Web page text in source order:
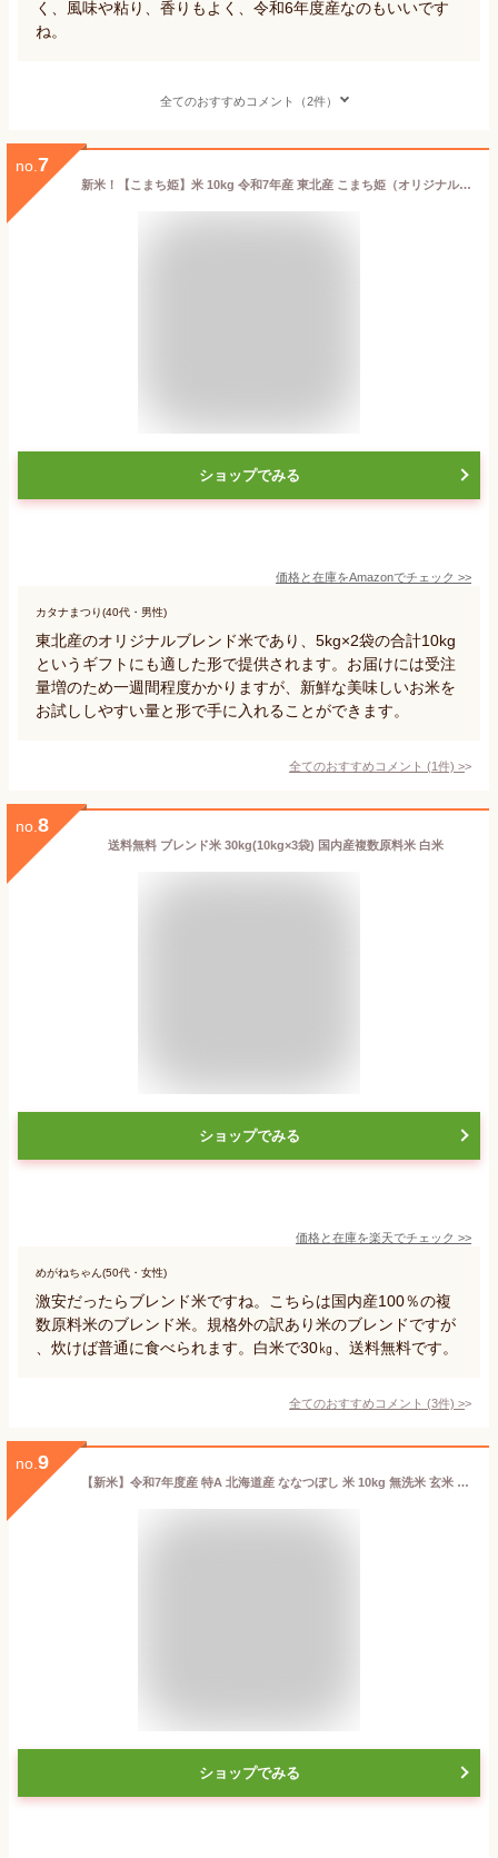
く、風味や粘り、香りもよく、令和6年度産なのもいいです
ね。
全てのおすすめコメント（2件）
no. 7
新米！【こまち姫】米 10kg 令和7年産 東北産 こまち姫（オリジナルブレンド米） ギフト（5kg×2袋）※受注量増につき、お届け目安は一週間となります。
ショップでみる
価格と在庫をAmazonでチェック >>
カタナまつり(40代・男性)
東北産のオリジナルブレンド米であり、5kg×2袋の合計10kg
というギフトにも適した形で提供されます。お届けには受注
量増のため一週間程度かかりますが、新鮮な美味しいお米を
お試ししやすい量と形で手に入れることができます。
全てのおすすめコメント (1件) >
no. 8
送料無料 ブレンド米 30kg(10kg×3袋) 国内産複数原料米 白米
ショップでみる
価格と在庫を楽天でチェック >>
めがねちゃん(50代・女性)
激安だったらブレンド米ですね。こちらは国内産100％の複
数原料米のブレンド米。規格外の訳あり米のブレンドですが
、炊けば普通に食べられます。白米で30㎏、送料無料です。
全てのおすすめコメント (3件) >
no. 9
【新米】令和7年度産 特A 北海道産 ななつぼし 米 10kg 無洗米 玄米 白米(選べる6種類)減農薬米 送料無料 7日以内に精米された新鮮なものをお届け ホワイトライス お米 放射能検査済 残留農薬検査済 こめ お取り寄せグルメ 令和6年 お歳暮 御歳暮 内祝い
ショップでみる